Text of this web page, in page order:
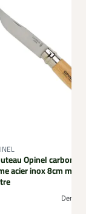
Opinel carbone
acier inox 8cm